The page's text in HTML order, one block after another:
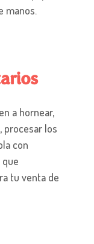
manos.
a hornear,
procesar los
con
tu venta de